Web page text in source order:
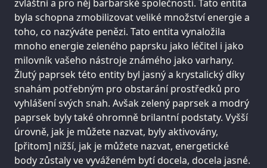
zvláštní a pro něj barbarské společnosti. Tato entita
byla schopna zmobilizovat veliké množství energie a
toho, co nazýváte penězi. Tato entita vynaložila
mnoho energie zeleného paprsku jako léčitel i jako
milovník vašeho nástroje známého jako varhany.
Žlutý paprsek této entity byl jasný a krystalický díky
snahám potřebným pro obstarání prostředků pro
vyhlášení svých snah. Avšak zelený paprsek a modrý
paprsek byly také ohromně brilantní podstaty. Vyšší
úrovně, jak je můžete nazvat, byly aktivovány,
[přitom] nižší, jak je můžete nazvat, energetické
body zůstaly ve vyváženém bytí docela, docela jasné.